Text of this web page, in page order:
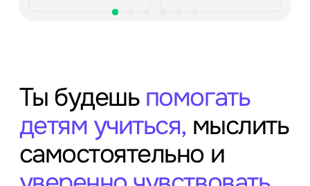
Ты будешь помогать
детям учиться, мыслить
самостоятельно и